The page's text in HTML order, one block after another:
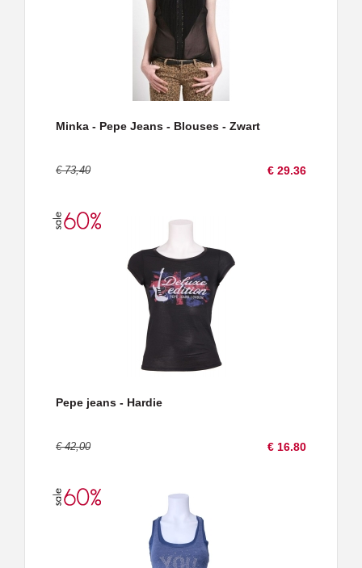
Minka - Pepe Jeans - Blouses - Zwart
€ 73,40 € 29.36
Pepe jeans - Hardie
€ 42,00 € 16.80